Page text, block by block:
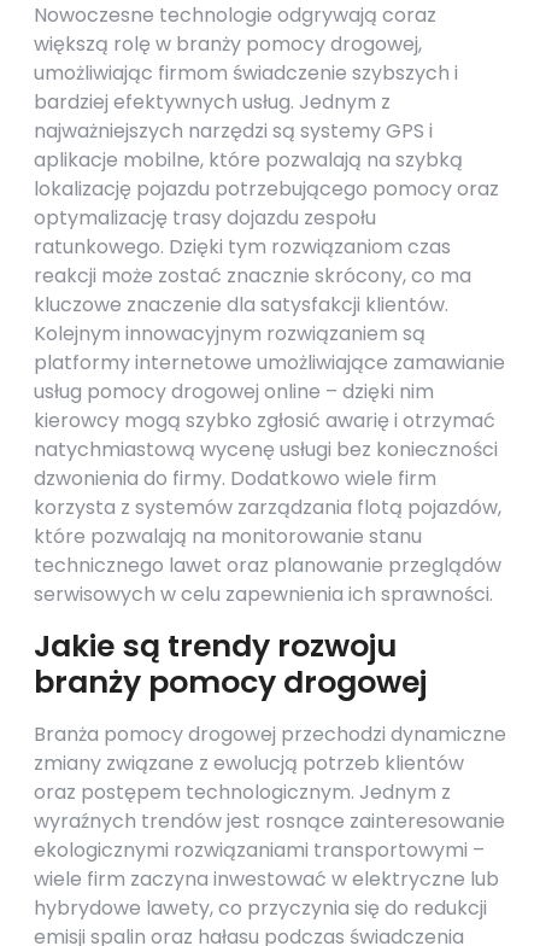
Nowoczesne technologie odgrywają coraz
większą rolę w branży pomocy drogowej,
umożliwiając firmom świadczenie szybszych i
bardziej efektywnych usług. Jednym z
najważniejszych narzędzi są systemy GPS i
aplikacje mobilne, które pozwalają na szybką
lokalizację pojazdu potrzebującego pomocy oraz
optymalizację trasy dojazdu zespołu
ratunkowego. Dzięki tym rozwiązaniom czas
reakcji może zostać znacznie skrócony, co ma
kluczowe znaczenie dla satysfakcji klientów.
Kolejnym innowacyjnym rozwiązaniem są
platformy internetowe umożliwiające zamawianie
usług pomocy drogowej online – dzięki nim
kierowcy mogą szybko zgłosić awarię i otrzymać
natychmiastową wycenę usługi bez konieczności
dzwonienia do firmy. Dodatkowo wiele firm
korzysta z systemów zarządzania flotą pojazdów,
które pozwalają na monitorowanie stanu
technicznego lawet oraz planowanie przeglądów
serwisowych w celu zapewnienia ich sprawności.
Jakie są trendy rozwoju
branży pomocy drogowej
Branża pomocy drogowej przechodzi dynamiczne
zmiany związane z ewolucją potrzeb klientów
oraz postępem technologicznym. Jednym z
wyraźnych trendów jest rosnące zainteresowanie
ekologicznymi rozwiązaniami transportowymi –
wiele firm zaczyna inwestować w elektryczne lub
hybrydowe lawety, co przyczynia się do redukcji
emisji spalin oraz hałasu podczas świadczenia